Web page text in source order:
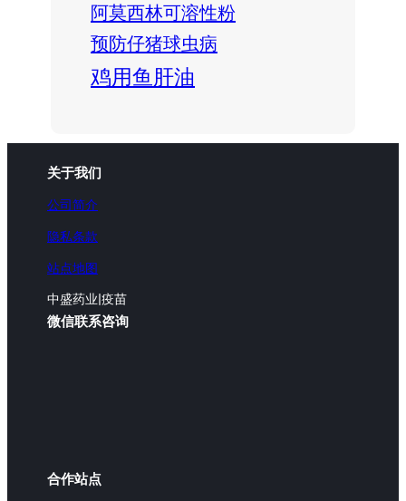
阿莫西林可溶性粉
预防仔猪球虫病
鸡用鱼肝油
关于我们
公司简介
隐私条款
站点地图
中盛药业|疫苗
微信联系咨询
合作站点